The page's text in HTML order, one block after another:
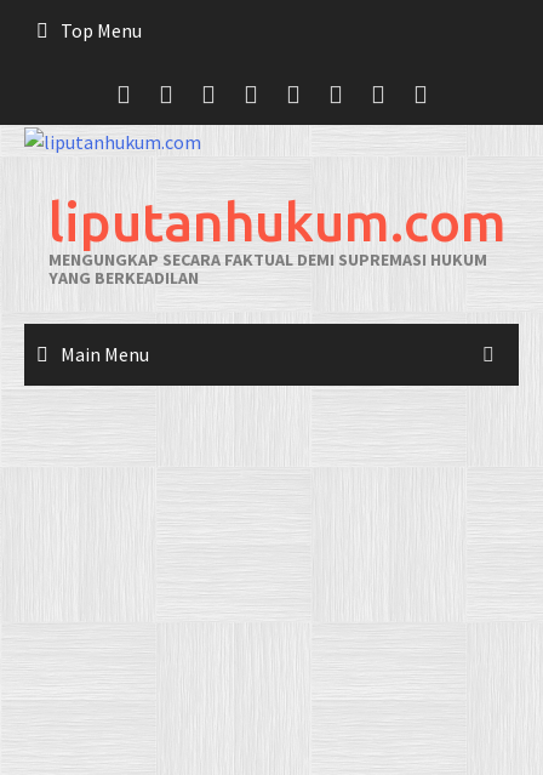
Top Menu
liputanhukum.com
MENGUNGKAP SECARA FAKTUAL DEMI SUPREMASI HUKUM
YANG BERKEADILAN
Main Menu